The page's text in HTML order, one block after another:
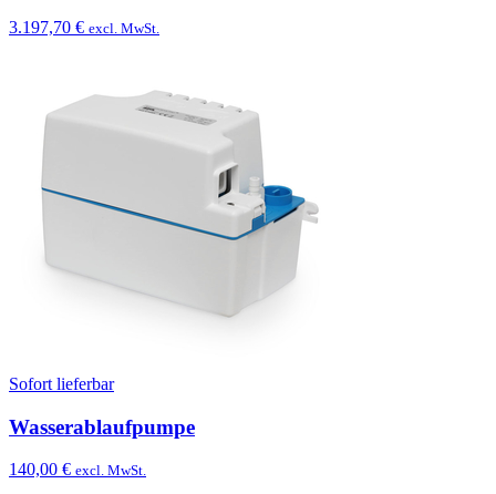
3.197,70 € excl. MwSt.
Sofort lieferbar
Wasserablaufpumpe
140,00 € excl. MwSt.